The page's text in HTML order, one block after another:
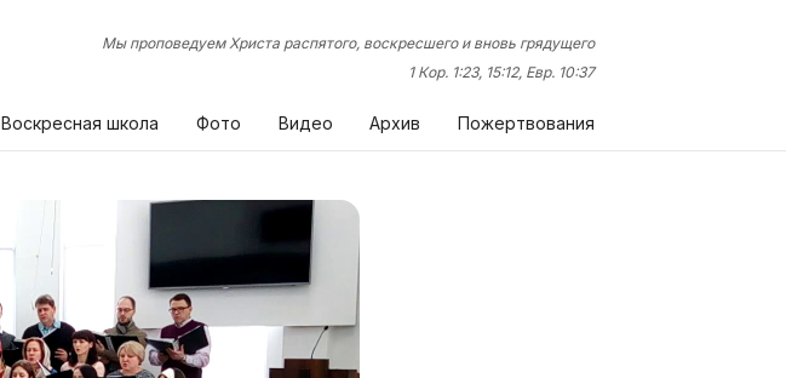
Мы проповедуем Христа распятого, воскресшего и вновь грядущего
1 Кор. 1:23, 15:12, Евр. 10:37
Воскресная школа Фото Видео Архив Пожертвования